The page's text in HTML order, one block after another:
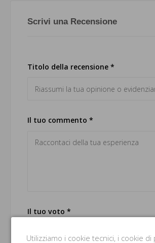
Scrivi una Recensione
Titolo della recensione *
Il tuo commento *
Il tuo voto *
Utilizziamo i cookie tecnici, i cookie